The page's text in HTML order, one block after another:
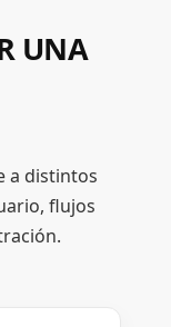
UNA
a distintos
flujos